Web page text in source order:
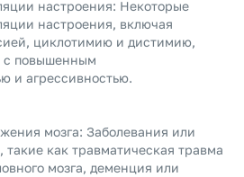
настроения: Некоторые
настроения, включая
циклотимию и дистимию,
с повышенным
и агрессивностью.
мозга: Заболевания или
такие как травматическая травма
мозга, деменция или